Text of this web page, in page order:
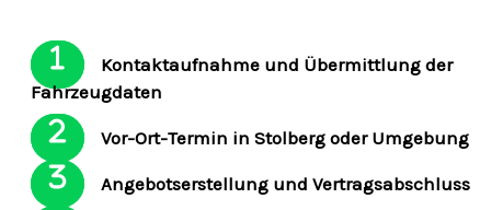
Kontaktaufnahme und Übermittlung der
Fahrzeugdaten
Vor-Ort-Termin in Stolberg oder Umgebung
Angebotserstellung und Vertragsabschluss